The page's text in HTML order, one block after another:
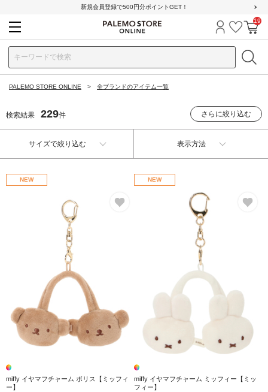
新規会員登録で500円分ポイントGET！
ログイン
お気に
カ
19
PALEMO STORE ONLINE 全ブランドのアイテム一覧
検索結果 229件 さらに絞り込む
サイズで絞り込む 表示方法
NEW
miffy イヤマフチャーム ボリス【ミッフィ
ー】
NEW
miffy イヤマフチャーム ミッフィー【ミッ
フィー】